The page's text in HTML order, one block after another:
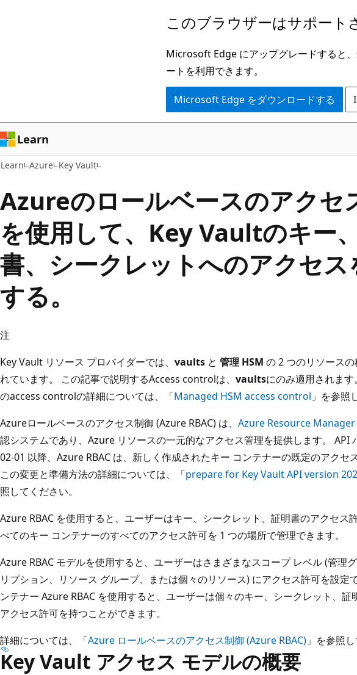
ン
ツ
に
ス
ッ
プ
このブラウザーはサポート
Microsoft Edge にアップグレードすると
ートを利用できます。
Microsoft Edge をダウンロードする
Learn
Learn Azure Key Vault
Azureのロールベースのアクセ
を使用して、Key Vaultのキー
書、シークレットへのアクセス
する。
注
Key Vault リソース プロバイダーでは、 vaults と 管理 HSM の 2 つのリソース
れています。 この記事で説明するAccess controlは、 vaultsにのみ適用されま
のaccess controlの詳細については、「Managed HSM access control 」を参照
Azureロールベースのアクセス制御 (Azure RBAC) は、 Azure Resource Manager
認システムであり、Azure リソースの一元的なアクセス管理を提供します。 API
02-01 以降、Azure RBAC は、新しく作成されたキー コンテナーの既定のアクセ
この変更と準備方法の詳細については、「prepare for Key Vault API version
照してください。
Azure RBAC を使用すると、ユーザーはキー、シークレット、証明書のアクセス
べてのキー コンテナーのすべてのアクセス許可を 1 つの場所で管理できます。
Azure RBAC モデルを使用すると、ユーザーはさまざまなスコープ レベル (管理
リプション、リソース グループ、または個々のリソース) にアクセス許可を設定
ンテナー Azure RBAC を使用すると、ユーザーは個々のキー、シークレット、証
アクセス許可を持つことができます。
詳細については、「Azure ロールベースのアクセス制御 (Azure RBAC) 」を参照し
Key Vault アクセス モデルの概要